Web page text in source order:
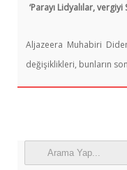
‘Parayı Lidyalılar,
Aljazeera Muhabiri
değişiklikleri, bunların